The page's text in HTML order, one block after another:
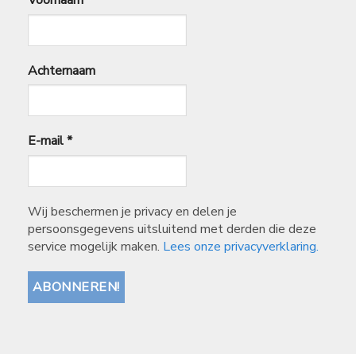
Achternaam
E-mail*
Wij beschermen je privacy en delen je
persoonsgegevens uitsluitend met derden die deze
service mogelijk maken. Lees onze privacyverklaring.